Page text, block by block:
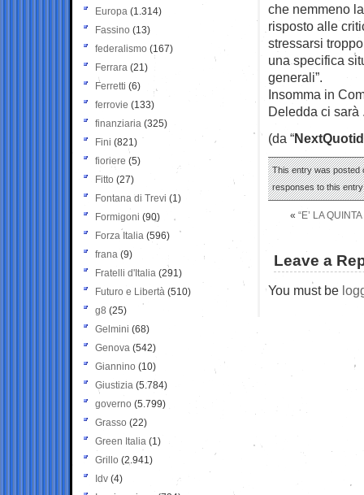
che nemmeno
risposto alle
stressarsi
una specifica
generali”.
Insomma in
Deledda ci sarà
(da “
This entry was posted
responses to this
« “E’ LA
Leave a
You must be
Europa (1.314)
Fassino (13)
federalismo (167)
Ferrara (21)
Ferretti (6)
ferrovie (133)
finanziaria (325)
Fini (821)
fioriere (5)
Fitto (27)
Fontana di Trevi (1)
Formigoni (90)
Forza Italia (596)
frana (9)
Fratelli d'Italia (291)
Futuro e Libertà (510)
g8 (25)
Gelmini (68)
Genova (542)
Giannino (10)
Giustizia (5.784)
governo (5.799)
Grasso (22)
Green Italia (1)
Grillo (2.941)
Idv (4)